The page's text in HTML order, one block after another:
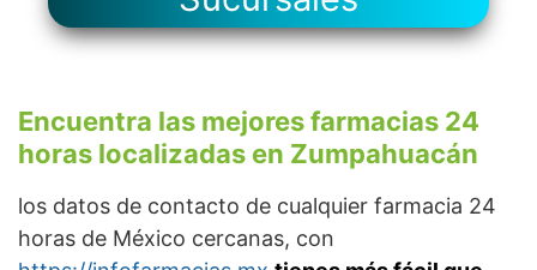
Encuentra las mejores farmacias 24
horas localizadas en Zumpahuacán
los datos de contacto de cualquier farmacia 24
horas de México cercanas, con